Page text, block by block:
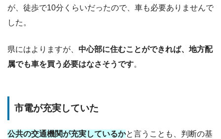
が、徒歩で10分くらいだったので、車も必要ありませんで
した。
県にはよりますが、 中心部に住むことができれば、地方配
属でも車を買う必要はなさそうです。
市電が充実していた
公共の交通機関が充実しているかと言うことも、判断の基